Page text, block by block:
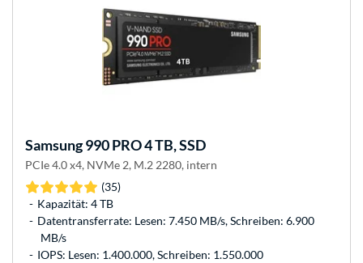
Samsung990 PRO 4 TB, SSD
PCIe 4.0 x4, NVMe 2, M.2 2280, intern
(35)
Kapazität: 4 TB
Datentransferrate: Lesen: 7.450 MB/s, Schreiben: 6.900
MB/s
IOPS: Lesen: 1.400.000, Schreiben: 1.550.000